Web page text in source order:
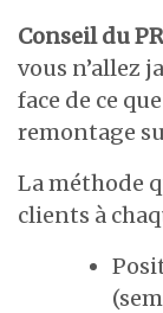
Conseil du
vous n’allez
face de ce
remontage
La méthode
clients à